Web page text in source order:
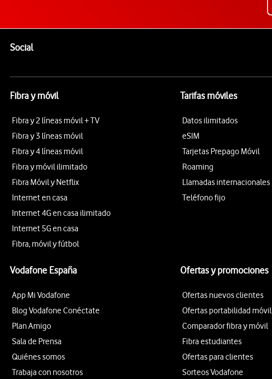
SocialEnlaces a las redes sociales de Vodafone
Fibra y móvil
Fibra y 2 líneas móvil + TV
Fibra y 3 líneas móvil
Fibra y 4 líneas móvil
Fibra y móvil ilimitado
Fibra Móvil y Netflix
Internet en casa
Internet 4G en casa ilimitado
Internet 5G en casa
Fibra, móvil y fútbol
Tarifas móviles
Datos ilimitados
eSIM
Tarjetas Prepago Móvil
Roaming
Llamadas internacionales
Teléfono fijo
Vodafone España
App Mi Vodafone
Blog Vodafone Conéctate
Plan Amigo
Sala de Prensa
Quiénes somos
Trabaja con nosotros
Ofertas y promociones
Ofertas nuevos clientes
Ofertas portabilidad móvil
Comparador fibra y móvil
Fibra estudiantes
Ofertas para clientes
Sorteos Vodafone